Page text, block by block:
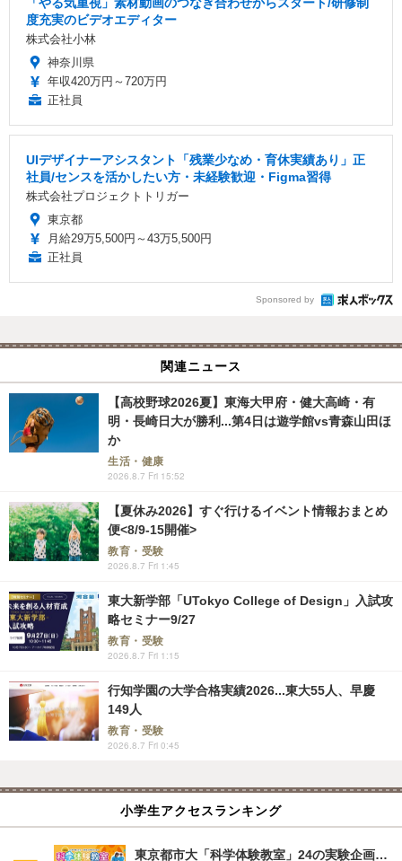
度充実のビデオエディター
株式会社小林
神奈川県
年収420万円～720万円
正社員
UIデザイナーアシスタント「残業少なめ・育休実績あり」正
社員/センスを活かしたい方・未経験歓迎・Figma習得
株式会社プロジェクトトリガー
東京都
月給29万5,500円～43万5,500円
正社員
Sponsored by
関連ニュース
【高校野球2026夏】東海大甲府・健大高崎・有
明・長崎日大が勝利...第4日は遊学館vs青森山田ほ
か
生活・健康
2026.8.7 Fri 15:52
【夏休み2026】すぐ行けるイベント情報おまとめ
便<8/9-15開催>
教育・受験
2026.8.7 Fri 1:45
東大新学部「UTokyo College of Design」入試攻
略セミナー9/27
教育・受験
2026.8.7 Fri 1:15
行知学園の大学合格実績2026...東大55人、早慶
149人
教育・受験
2026.8.7 Fri 0:45
小学生アクセスランキング
東京都市大「科学体験教室」24の実験企画…